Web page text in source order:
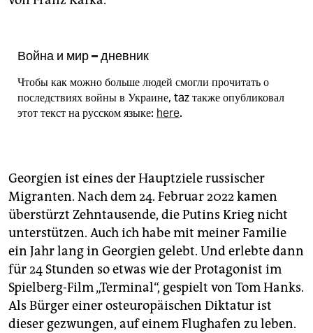
Война и мир – дневник
Чтобы как можно больше людей смогли прочитать о
последствиях войны в Украине, taz также опубликовал
этот текст на русском языке: here.
Georgien ist eines der Hauptziele russischer
Migranten. Nach dem 24. Februar 2022 kamen
überstürzt Zehntausende, die Putins Krieg nicht
unterstützen. Auch ich habe mit meiner Familie
ein Jahr lang in Georgien gelebt. Und erlebte dann
für 24 Stunden so etwas wie der Protagonist im
Spielberg-Film „Terminal“, gespielt von Tom Hanks.
Als Bürger einer osteuropäischen Diktatur ist
dieser gezwungen, auf einem Flughafen zu leben.